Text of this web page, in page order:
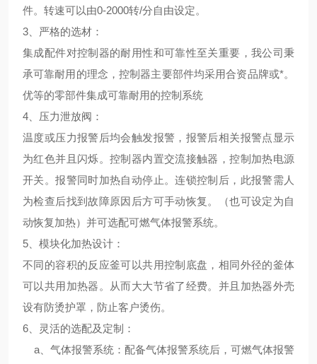
件。转速可以由0-2000转/分自由设定。
3、 严格的选材 ：
集成配件对控制器的耐用性和可靠性至关重要，我公司秉
承可靠耐用的理念，控制器主要部件均采用合资品牌或*。
优等的零部件集成可靠耐用的控制系统
4、 压力泄放阀 ：
温度或压力报警后均会触发报警，报警后相关报警点显示
为红色并且闪烁。控制器内置交流接触器，控制加热电源
开关。报警同时加热自动停止。连锁控制后，此报警需人
为检查后找到故障原因后方可手动恢复。（也可设定为自
动恢复加热）并可选配可燃气体报警系统。
5、 模块化加热设计 ：
不同的容积的反应釜可以共用控制底盘，相同外径的釜体
可以共用加热器。从而大大节省了经费。并且加热器外壳
设有防烫护罩，防止客户烫伤。
6、
灵活的选配及定制 ：
a、气体报警系统：配备气体报警系统后，可燃气体报警